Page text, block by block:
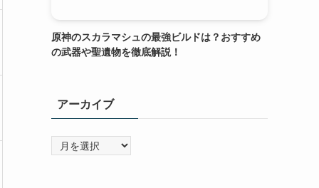
原神のスカラマシュの最強ビルドは？おすすめ
の武器や聖遺物を徹底解説！
アーカイブ
ー